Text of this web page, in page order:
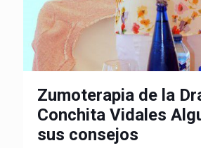
Zumoterapia de la
Conchita Vidales
sus consejos